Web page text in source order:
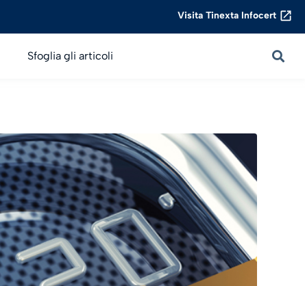
Visita Tinexta Infocert
Sfoglia gli articoli